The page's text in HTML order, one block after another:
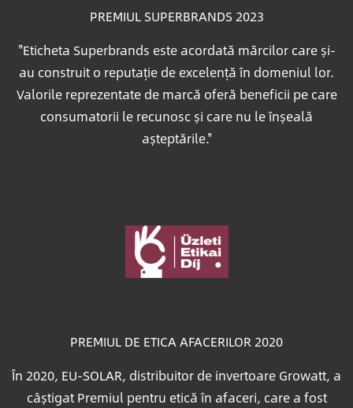
PREMIUL SUPERBRANDS 2023
"Eticheta Superbrands este acordată mărcilor care și-
au construit o reputație de excelență în domeniul lor.
Valorile reprezentate de marcă oferă beneficii pe care
consumatorii le recunosc și care nu le înșeală
așteptările."
PREMIUL DE ETICA AFACERILOR 2020
În 2020, EU-SOLAR, distribuitor de invertoare Growatt, a
câștigat Premiul pentru etică în afaceri, care a fost